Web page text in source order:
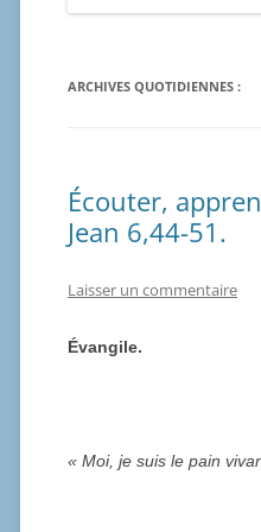
ARCHIVES QUOTIDIENNES :
Écouter,
Jean 6,44-51.
Laisser un commentaire
Évangile.
« Moi, je suis le pain